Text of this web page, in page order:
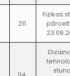
211.
Fizikas